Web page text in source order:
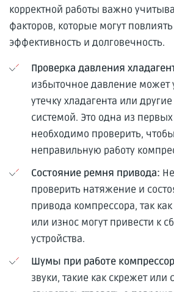
корректной работы важно
факторов, которые могут
эффективность и долговечность.
Проверка давления
избыточное давление может
утечку хладагента или
системой. Это одна из
необходимо проверить,
неправильную работу
Состояние ремня привода:
проверить натяжение и
привода компрессора, так
или износ могут привести к
устройства.
Шумы при работе
звуки, такие как скрежет или